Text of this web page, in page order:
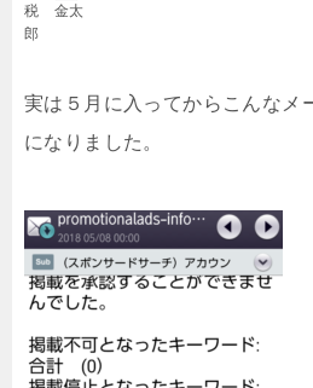
税 金太
郎
実は５月に入ってからこんなメ
になりました。